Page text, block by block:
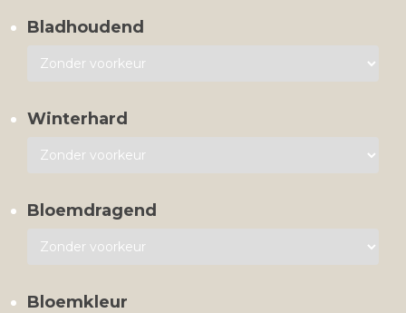
Bladhoudend
Winterhard
Bloemdragend
Bloemkleur